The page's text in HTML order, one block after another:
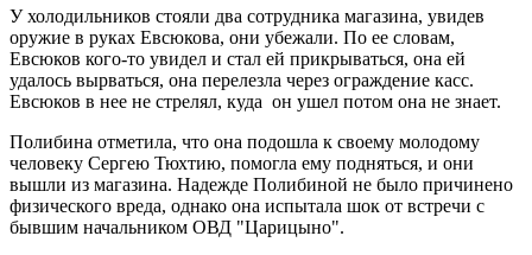
У холодильников стояли два сотрудника магазина, увидев
оружие в руках Евсюкова, они убежали. По ее словам,
Евсюков кого-то увидел и стал ей прикрываться, она ей
удалось вырваться, она перелезла через ограждение касс.
Евсюков в нее не стрелял, куда он ушел потом она не знает.
Полибина отметила, что она подошла к своему молодому
человеку Сергею Тюхтию, помогла ему подняться, и они
вышли из магазина. Надежде Полибиной не было причинено
физического вреда, однако она испытала шок от встречи с
бывшим начальником ОВД "Царицыно".